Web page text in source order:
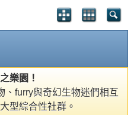
樂園！
、furry與奇幻生物迷們相互
型綜合性社群。